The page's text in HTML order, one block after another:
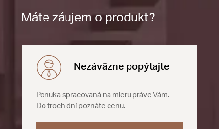
Máte záujem o produkt?
Nezáväzne popýtajte
Ponuka spracovaná na mieru práve Vám.
Do troch dní poznáte cenu.